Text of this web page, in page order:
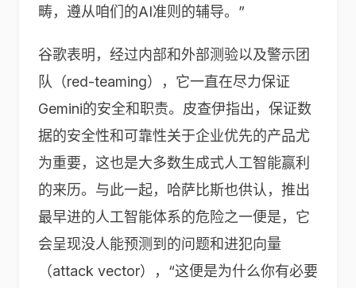
畴，遵从咱们的AI准则的辅导。”
谷歌表明，经过内部和外部测验以及警示团
队（red-teaming），它一直在尽力保证
Gemini的安全和职责。皮查伊指出，保证数
据的安全性和可靠性关于企业优先的产品尤
为重要，这也是大多数生成式人工智能赢利
的来历。与此一起，哈萨比斯也供认，推出
最早进的人工智能体系的危险之一便是，它
会呈现没人能预测到的问题和进犯向量
（attack vector），“这便是为什么你有必要